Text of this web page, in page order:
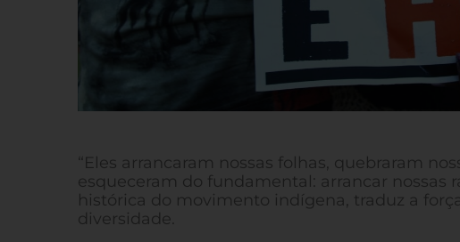
“Eles arrancaram nossas folhas, quebraram
esqueceram do fundamental: arrancar nossas
histórica do movimento indígena, traduz a
diversidade.